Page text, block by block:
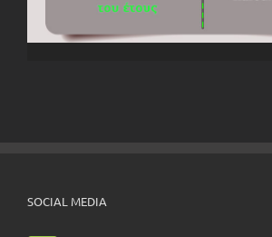
SOCIAL MEDIA